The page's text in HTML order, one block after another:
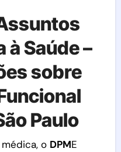
Saúde –
sobre
Paulo
o DPME